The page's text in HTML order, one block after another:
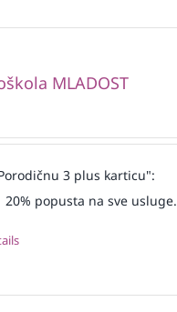
MLADOST
3 plus karticu":
20% popusta na sve usluge.